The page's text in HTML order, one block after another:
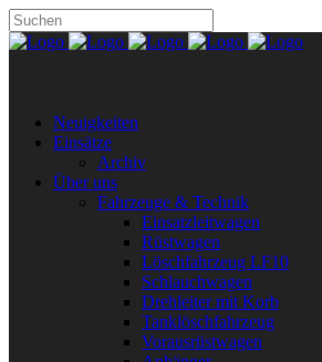
Neuigkeiten
Einsätze
Archiv
Über uns
Fahrzeuge & Technik
Einsatzleitwagen
Rüstwagen
Löschfahrzeug LF10
Schlauchwagen
Drehleiter mit Korb
Tanklöschfahrzeug
Vorausrüstwagen